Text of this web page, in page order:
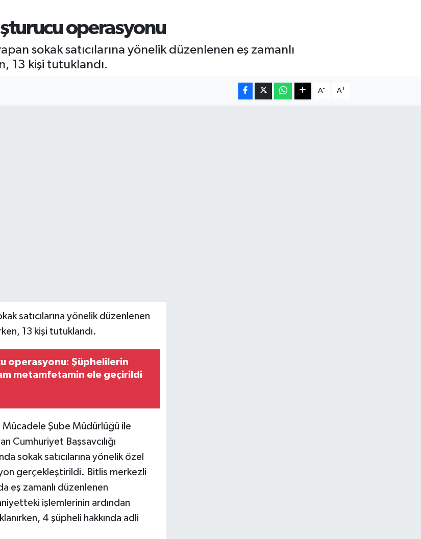
operasyonu
sokak satıcılarına yönelik düzenlenen eş zamanlı
13 kişi tutuklandı.
A- A+
satıcılarına yönelik düzenlenen
13 kişi tutuklandı.
operasyonu: Şüphelilerin
metamfetamin ele geçirildi
Şube Müdürlüğü ile
Cumhuriyet Başsavcılığı
sokak satıcılarına yönelik özel
gerçekleştirildi. Bitlis merkezli
eş zamanlı düzenlenen
işlemlerinin ardından
4 şüpheli hakkında adli